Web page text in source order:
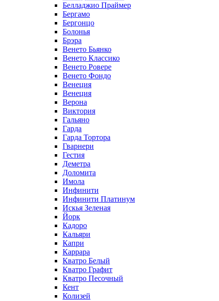
Белладжио Праймер
Бергамо
Бергонцо
Болонья
Брэра
Венето Бьянко
Венето Классико
Венето Ровере
Венето Фондо
Венеция
Венеция
Верона
Виктория
Гальяно
Гарда
Гарда Тортора
Гварнери
Гестия
Деметра
Доломита
Имола
Инфинити
Инфинити Платинум
Искья Зеленая
Йорк
Кадоро
Кальяри
Капри
Каррара
Кватро Белый
Кватро Графит
Кватро Песочный
Кент
Колизей